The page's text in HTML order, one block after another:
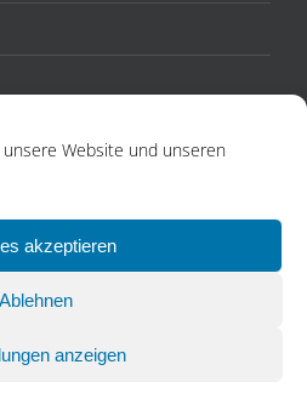
Website und unseren
akzeptieren
Ablehnen
anzeigen